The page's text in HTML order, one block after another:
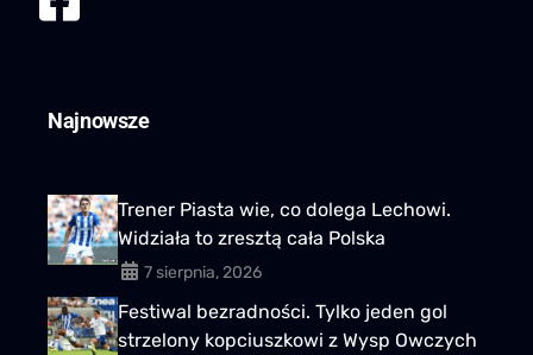
Najnowsze
Trener Piasta wie, co dolega Lechowi.
Widziała to zresztą cała Polska
7 sierpnia, 2026
Festiwal bezradności. Tylko jeden gol
strzelony kopciuszkowi z Wysp Owczych